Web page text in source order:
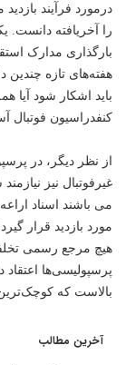
درمورد فرآیند
را آخر‌یافته دانست.
بارگذاری مدارک
هفته‌های تازه چندین
باید اشکار شود آیا
کنفدراسیون فوتبال
از نظر دیگر، در
غیرفوتبال نیز
مورد بازدید قرار
هیچ مرجع رسمی
بالاست که کوچک‌ترین
آخرین مطالب